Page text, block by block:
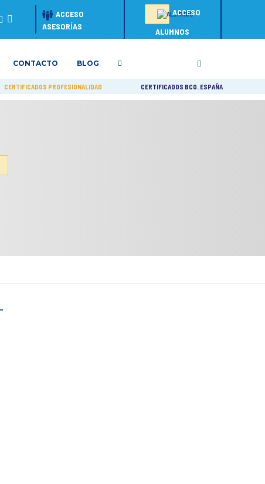
ACCESO
ASESORÍAS
ACCESO
ALUMNOS
CONTACTO BLOG
CERTIFICADOS PROFESIONALIDAD CERTIFICADOS BCO. ESPAÑA